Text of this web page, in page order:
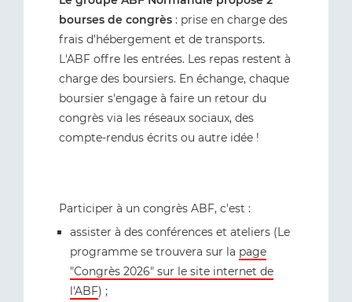
bourses de congrès : prise en charge des
frais d'hébergement et de transports.
L'ABF offre les entrées. Les repas restent à
charge des boursiers. En échange, chaque
boursier s'engage à faire un retour du
congrès via les réseaux sociaux, des
compte-rendus écrits ou autre idée !
Participer à un congrès ABF, c'est :
assister à des conférences et ateliers (Le
programme se trouvera sur la page
"Congrès 2026" sur le site internet de
l'ABF) ;